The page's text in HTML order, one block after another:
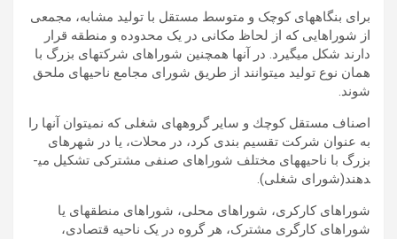
برای بنگاه­های کوچک و متوسط ​​مستقل با تولید مشابه، مجمعی
از شوراهایی که از لحاظ مکانی در یک محدوده و منطقه قرار
دارند شکل می­گیرد. در آن­ها همچنین شوراهای شرکت­های بزرگ با
همان نوع تولید می­توانند از طریق شورای مجامع ناحیه­ای ملحق
شوند.
اصناف مستقل كوچك و سایر گروه­های شغلی كه نمی­توان آن­ها را
به عنوان شرکت تقسیم بندی کرد، در محلات، یا در شهرهای
بزرگ با ناحیه­های مختلف شوراهای صنفی مشترکی تشکیل می­
دهند(شورای شغلی).
شوراهای کارکری، شوراهای محلی، شوراهای منطقه­ای یا
شوراهای کارگری مشترک، هر گروه در یک ناحیه قتصادی،